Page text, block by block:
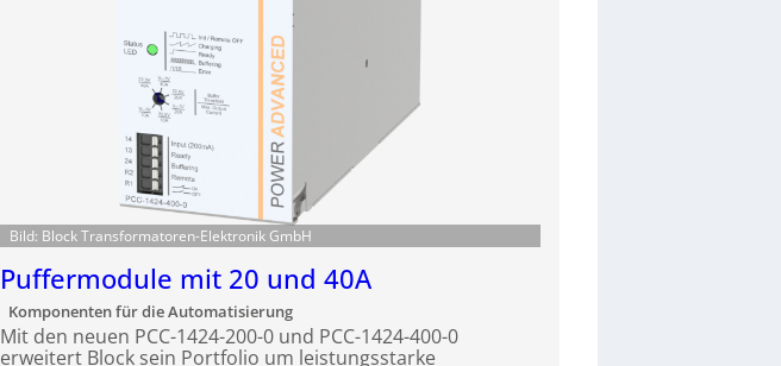
Bild: Block Transformatoren-Elektronik GmbH
Puffermodule mit 20 und 40A
Komponenten für die Automatisierung
Mit den neuen PCC-1424-200-0 und PCC-1424-400-0
erweitert Block sein Portfolio um leistungsstarke